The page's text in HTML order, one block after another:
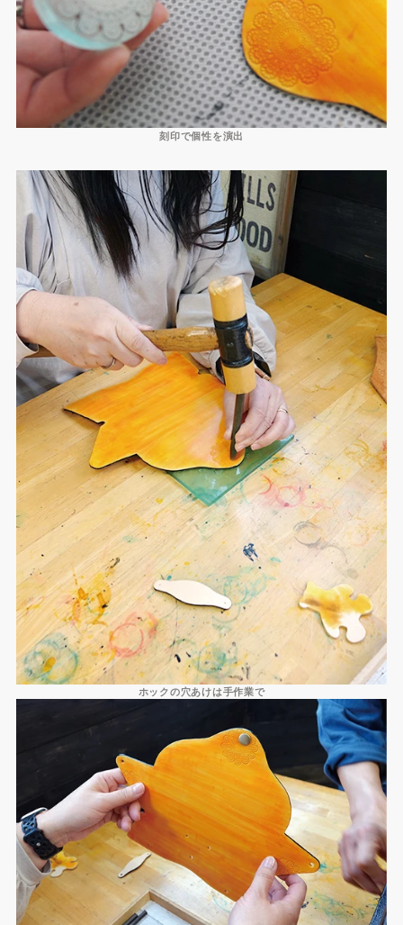
刻印で個性を演出
ホックの穴あけは手作業で